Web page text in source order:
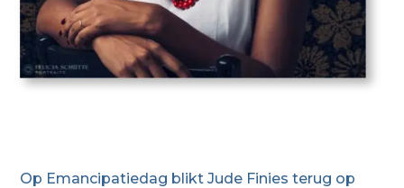
Op Emancipatiedag blikt Jude Finies terug op